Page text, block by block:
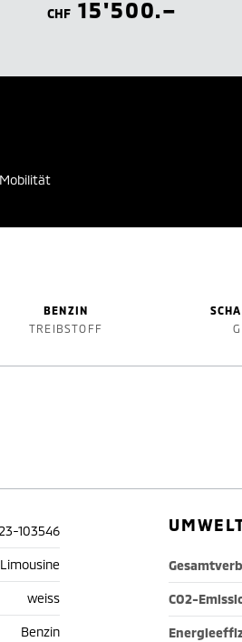
CHF 15'500.–
BENZIN
TREIBSTOFF
103546
Limousine
weiss
Benzin
CO2-